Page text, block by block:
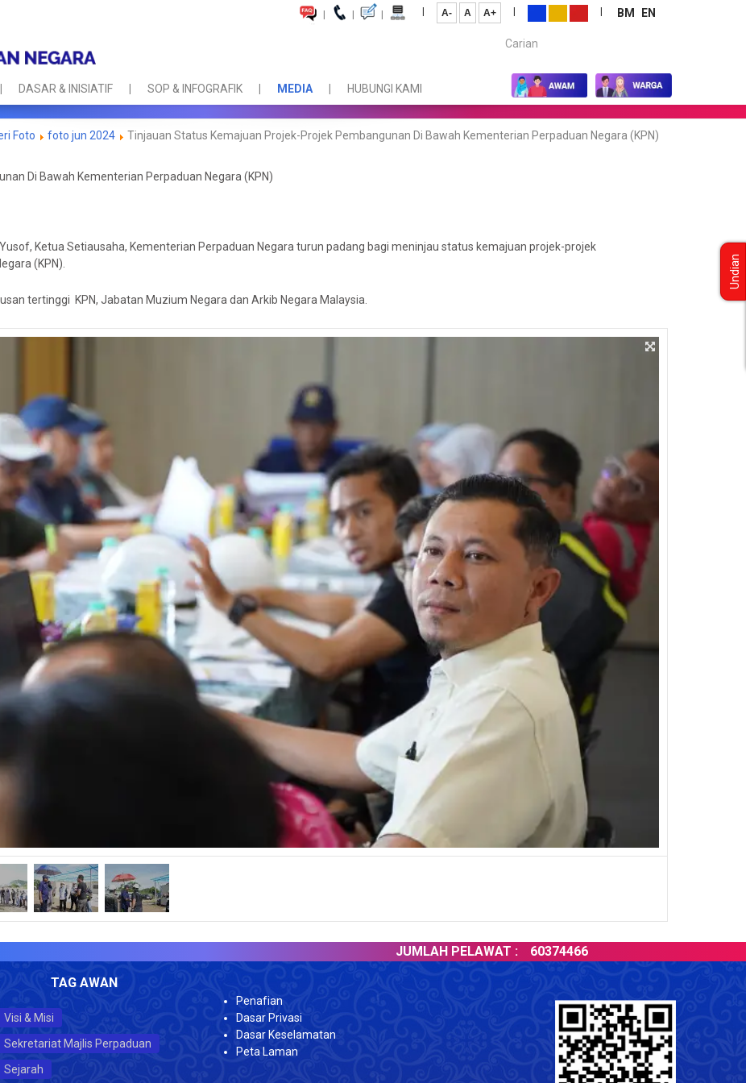
| | | | A- A A+ | | BM
EN
Carian...
DASAR & INISIATIF SOP & INFOGRAFIK MEDIA HUBUNGI KAMI
Foto foto jun 2024 Tinjauan Status Kemajuan Projek-Projek Pembangunan Di Bawah Kementerian Perpaduan Negara (KPN)
Di Bawah Kementerian Perpaduan Negara (KPN)
Ketua Setiausaha, Kementerian Perpaduan Negara turun padang bagi meninjau status kemajuan projek-projek
(KPN).
tertinggi KPN, Jabatan Muzium Negara dan Arkib Negara Malaysia.
JUMLAH PELAWAT : 60374466
TAG AWAN
Visi & Misi
Sekretariat Majlis Perpaduan
Sejarah
Penafian
Dasar Privasi
Dasar Keselamatan
Peta Laman
Undian